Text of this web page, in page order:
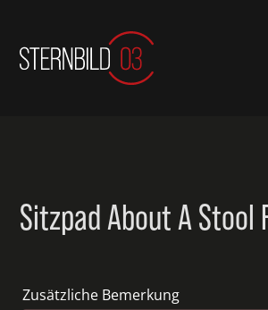
Sitzpad About A Stool
Zusätzliche Bemerkung